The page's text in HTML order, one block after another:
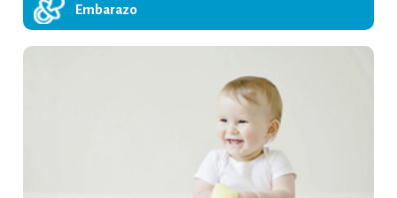
Embarazo